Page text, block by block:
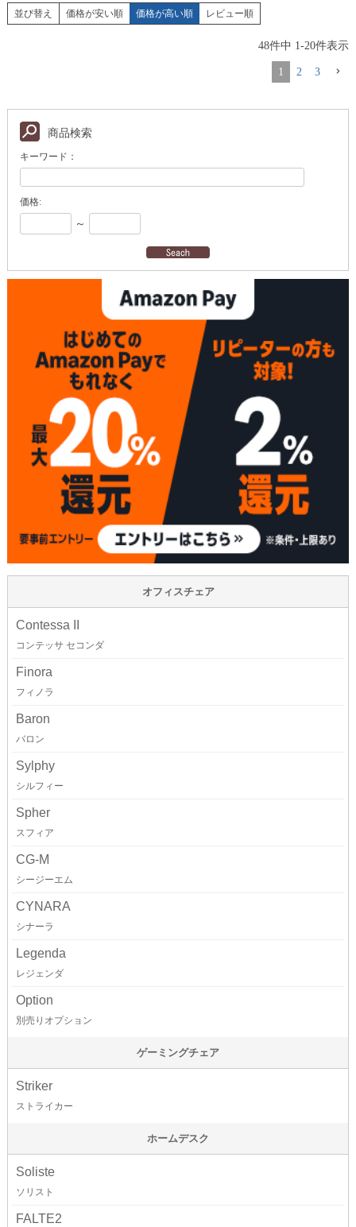
商品検索
キーワード：
価格:
～
オフィスチェア
Contessa II
コンテッサ セコンダ
Finora
フィノラ
Baron
バロン
Sylphy
シルフィー
Spher
スフィア
CG-M
シージーエム
CYNARA
シナーラ
Legenda
レジェンダ
Option
別売りオプション
ゲーミングチェア
Striker
ストライカー
ホームデスク
Soliste
ソリスト
FALTE2
並び替え 価格が安い順 価格が高い順 レビュー順
48件中 1-20件表示
1 2 3